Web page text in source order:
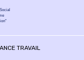
TRAVAIL